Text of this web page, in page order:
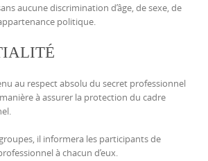
aucune discrimination d’âge, de sexe, de
politique.
au respect absolu du secret professionnel
à assurer la protection du cadre
il informera les participants de
à chacun d’eux.